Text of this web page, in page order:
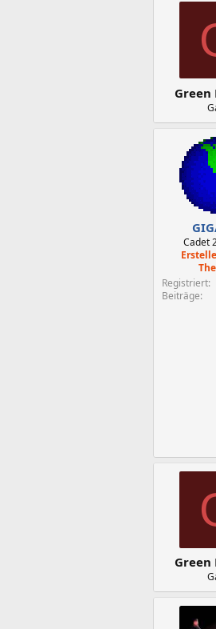
Green
Cadet
Registriert
Beiträge
Green